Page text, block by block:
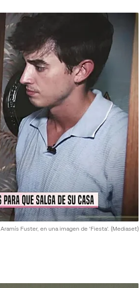
Aramís Fuster, en una imagen de 'Fiesta'. (Mediaset)